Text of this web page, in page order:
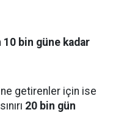
10 bin güne kadar
getirenler için ise
20 bin gün